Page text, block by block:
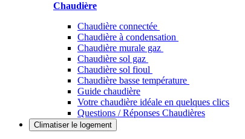
Chaudière
Chaudière connectée
Chaudière à condensation
Chaudière murale gaz
Chaudière sol gaz
Chaudière sol fioul
Chaudière basse température
Guide chaudière
Votre chaudière idéale en quelques clics
Questions / Réponses Chaudières
Climatiser le logement